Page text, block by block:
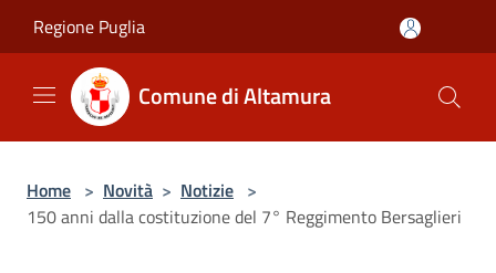
Regione Puglia
Comune di Altamura
Home > Novità > Notizie >
150 anni dalla costituzione del 7° Reggimento Bersaglieri